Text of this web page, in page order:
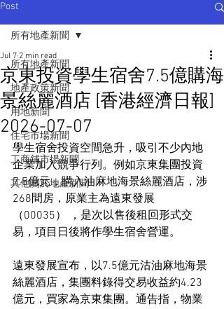
Post
所有地產新聞
地產政策新聞
用地新聞
住宅市場新聞
工商舖市場新聞
其他關於地產新聞
所有地產新聞
京東投資學生宿舍7.5億購海
景絲麗酒店 [香港經濟日報]
2026-07-07
Jul 7 2 min read
學生宿舍投資空間急升，吸引不少內地
企業加入競爭行列。例如京東集團投資
7.5億元，購入油麻地海景絲麗酒店，涉
268間房，原業主為遠東發展
（00035） ，是次以售後租回形式交
易，項目日後將作學生宿舍營運。
遠東發展宣布，以7.5億元沽油麻地海景
絲麗酒店，集團料錄得交易收益約4.23
億元，買家為京東集團。通告指，物業